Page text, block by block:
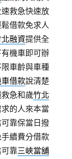
救急快速放
借款免求人
北融資提供全
機車即可辦
車齡與車種
借款說清楚
急和歲竹北
的人來本當
靠保當日撥
手續費分借款
靠三峽當舖